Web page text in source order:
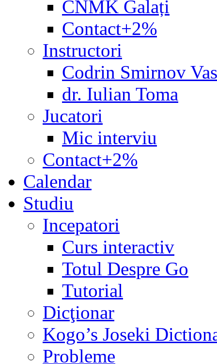
CNMK Galați
Contact+2%
Instructori
Codrin Smirnov
dr. Iulian Toma
Jucatori
Mic interviu
Contact+2%
Calendar
Studiu
Incepatori
Curs interactiv
Totul Despre Go
Tutorial
Dicţionar
Kogo’s Joseki
Probleme